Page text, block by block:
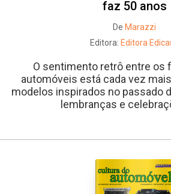
faz 50 anos
De Marazzi
Editora: Editora
O sentimento retrô entre os
automóveis está cada vez
modelos inspirados no passado
lembranças e